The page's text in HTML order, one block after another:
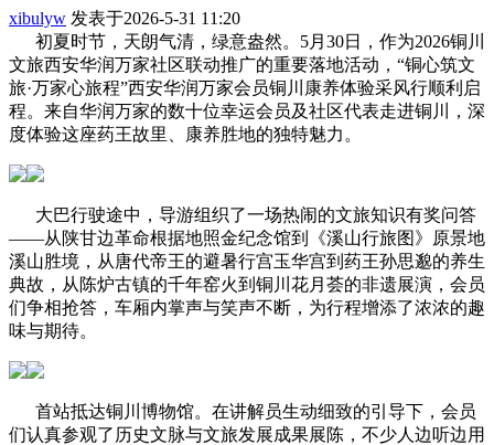
xibulyw 发表于2026-5-31 11:20
初夏时节，天朗气清，绿意盎然。5月30日，作为2026铜川
文旅西安华润万家社区联动推广的重要落地活动，“铜心筑文
旅·万家心旅程”西安华润万家会员铜川康养体验采风行顺利启
程。来自华润万家的数十位幸运会员及社区代表走进铜川，深
度体验这座药王故里、康养胜地的独特魅力。
大巴行驶途中，导游组织了一场热闹的文旅知识有奖问答
——从陕甘边革命根据地照金纪念馆到《溪山行旅图》原景地
溪山胜境，从唐代帝王的避暑行宫玉华宫到药王孙思邈的养生
典故，从陈炉古镇的千年窑火到铜川花月荟的非遗展演，会员
们争相抢答，车厢内掌声与笑声不断，为行程增添了浓浓的趣
味与期待。
首站抵达铜川博物馆。在讲解员生动细致的引导下，会员
们认真参观了历史文脉与文旅发展成果展陈，不少人边听边用